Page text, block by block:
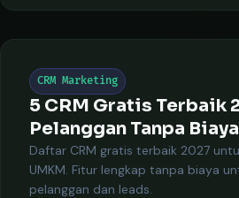
CRM Marketing
5 CRM Gratis Terbaik
Pelanggan Tanpa Biaya
Daftar CRM gratis terbaik 2027
UMKM. Fitur lengkap tanpa biaya
pelanggan dan leads.